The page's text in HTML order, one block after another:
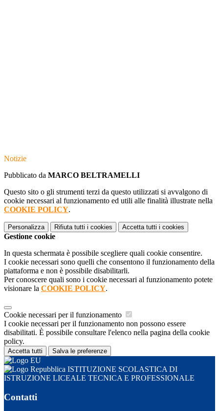
Notizie
Pubblicato da MARCO BELTRAMELLI
Questo sito o gli strumenti terzi da questo utilizzati si avvalgono di
cookie necessari al funzionamento ed utili alle finalità illustrate nella
COOKIE POLICY.
Personalizza Rifiuta tutti i cookies Accetta tutti i cookies
Gestione cookie
In questa schermata è possibile scegliere quali cookie consentire.
I cookie necessari sono quelli che consentono il funzionamento della
piattaforma e non è possibile disabilitarli.
Per conoscere quali sono i cookie necessari al funzionamento potete
visionare la COOKIE POLICY.
Cookie necessari per il funzionamento
I cookie necessari per il funzionamento non possono essere
disabilitati. È possibile consultare l'elenco nella pagina della cookie
policy.
Accetta tutti Salva le preferenze
ISTITUZIONE SCOLASTICA DI
ISTRUZIONE LICEALE TECNICA E PROFESSIONALE
Contatti